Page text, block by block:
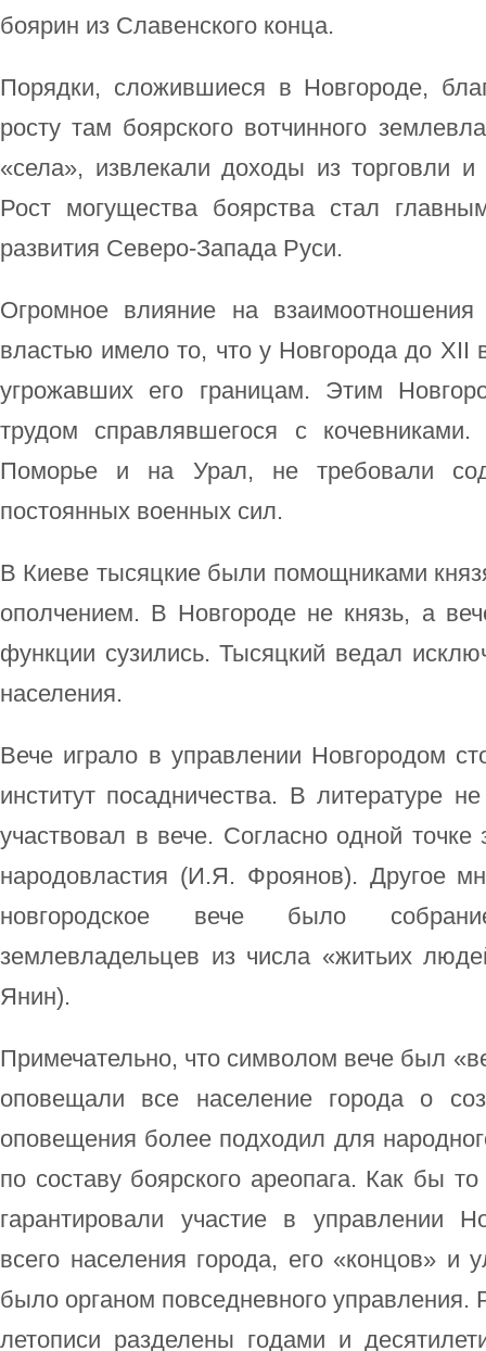
боярин из Славенского конца.
Порядки, сложившиеся в Новгороде,
росту там боярского вотчинного
«села», извлекали доходы из торговли и
Рост могущества боярства стал
развития Северо-Запада Руси.
Огромное влияние на взаимоотношения
властью имело то, что у Новгорода до
угрожавших его границам. Этим
трудом справлявшегося с
Поморье и на Урал, не требовали
постоянных военных сил.
В Киеве тысяцкие были помощниками
ополчением. В Новгороде не князь, а
функции сузились. Тысяцкий ведал
населения.
Вече играло в управлении Новгородом
институт посадничества. В литературе
участвовал в вече. Согласно одной
народовластия (И.Я. Фроянов). Другое
новгородское вече было
землевладельцев из числа «житьих
Янин).
Примечательно, что символом вече был
оповещали все население города о
оповещения более подходил для
по составу боярского ареопага. Как бы
гарантировали участие в управлении
всего населения города, его «концов» и
было органом повседневного управления.
летописи разделены годами и